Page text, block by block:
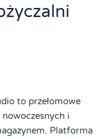
to przełomowe
i
Platforma